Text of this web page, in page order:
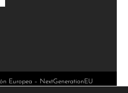
Europea – NextGenerationEU